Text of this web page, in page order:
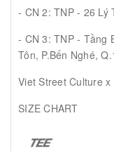
- CN 2: TNP - 26 Lý
- CN 3: TNP - Tầng
Tôn, P.Bến Nghé,
Viet Street Culture
SIZE CHART